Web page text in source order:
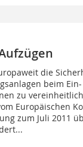
die
beim
zu
Europäischen
zum Juli 2011